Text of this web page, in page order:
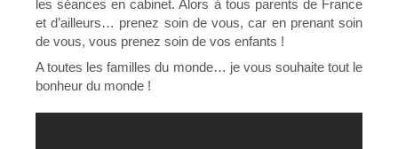
les séances en cabinet. Alors à tous parents de France
et d’ailleurs… prenez soin de vous, car en prenant soin
de vous, vous prenez soin de vos enfants !
A toutes les familles du monde… je vous souhaite tout le
bonheur du monde !